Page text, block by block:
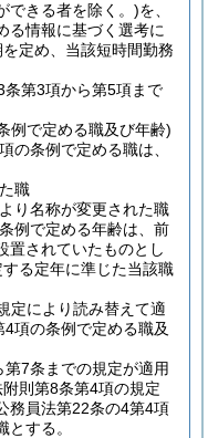
できる者を除く。)を、
る情報に基づく選考に
定め、当該短時間勤務
第3項から第5項まで
例で定める職及び年齢)
の条例で定める職は、
職
り名称が変更された職
例で定める年齢は、前
置されていたものとし
る定年に準じた当該職
定により読み替えて適
項の条例で定める職及
7条までの規定が適用
則第8条第4項の規定
務員法第22条の4第4項
する。